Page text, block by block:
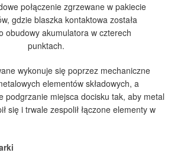
połączenie zgrzewane w pakiecie
gdzie blaszka kontaktowa została
obudowy akumulatora w czterech
punktach.
wykonuje się poprzez mechaniczne
elementów składowych, a
podgrzanie miejsca docisku tak, aby metal
się i trwale zespolił łączone elementy w